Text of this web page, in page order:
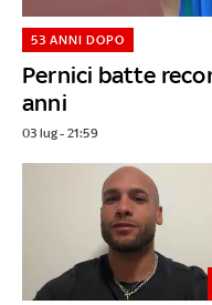
Pernici batte
anni
53 ANNI DOPO
03 lug - 21:59